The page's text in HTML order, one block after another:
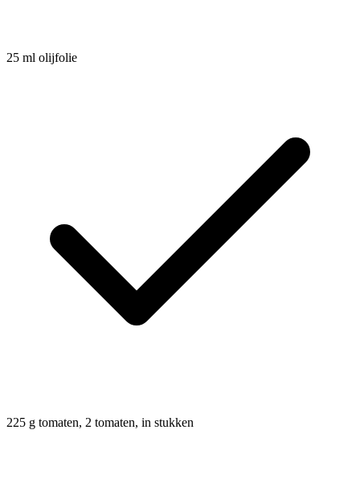
25 ml olijfolie
225 g tomaten, 2 tomaten, in stukken